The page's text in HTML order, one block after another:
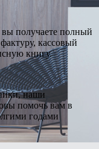
получаете полный
кассовый
книгу.
наши
помочь вам в
годами